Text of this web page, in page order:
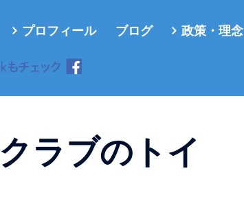
プロフィール ブログ 政策・理念
ラブのトイ